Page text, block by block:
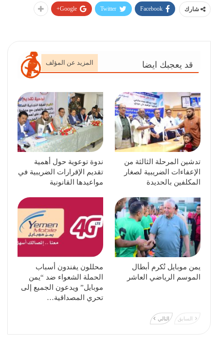
شارك Facebook
Twitter
Google+
قد يعجبك ايضا المزيد عن المؤلف
تدشين المرحلة الثالثة من
الإعفاءات الضريبية لصغار
المكلفين بالحديدة
ندوة توعوية حول أهمية
تقديم الإقرارات الضريبية في
مواعيدها القانونية
يمن موبايل تُكرم أبطال
الموسم الرياضي العاشر
محللون يفندون أسباب
الحملة الشعواء ضد “يمن
موبايل” ويدعون الجميع إلى
تحري المصداقية…
السابق التالي